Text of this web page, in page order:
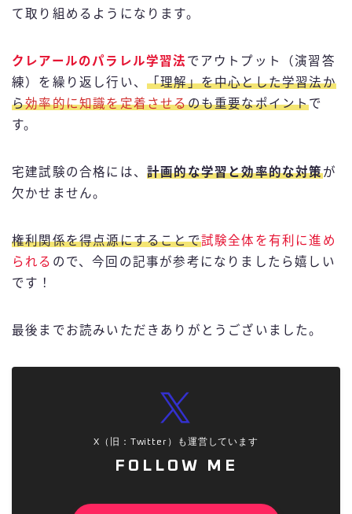
て取り組めるようになります。
クレアールのパラレル学習法 でアウトプット（演習答
練）を繰り返し行い、 「理解」を中心とした学習法か
ら効率的に知識を定着させるのも重要なポイントで
す。
宅建試験の合格には、 計画的な学習と効率的な対策が
欠かせません。
権利関係を得点源にすることで試験全体を有利に進め
られる ので、今回の記事が参考になりましたら嬉しい
です！
最後までお読みいただきありがとうございました。
X（旧：Twitter）も運営しています
FOLLOW ME